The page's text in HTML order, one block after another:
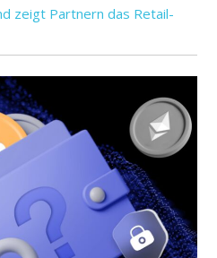
zeigt Partnern das Retail-